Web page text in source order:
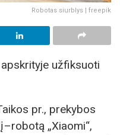
Robotas siurblys | freepik
užfiksuoti
pr., prekybos
„Xiaomi“,